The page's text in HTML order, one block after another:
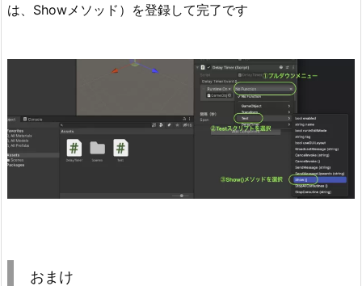
は、Showメソッド）を登録して完了です
おまけ